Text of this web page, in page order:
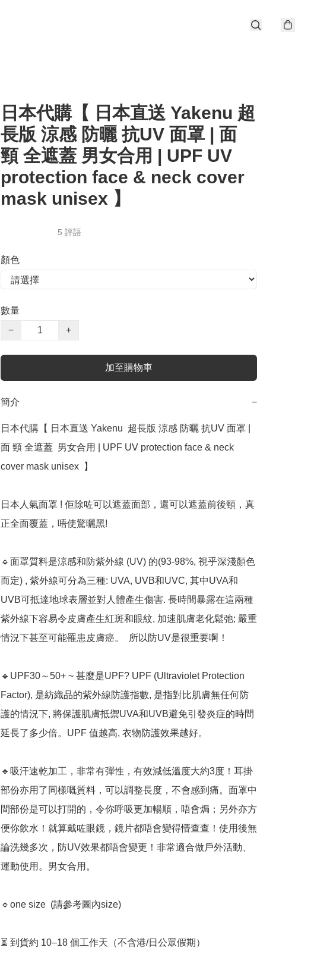
日本代購【 日本直送 Yakenu 超
長版 涼感 防曬 抗UV 面罩 | 面
頸 全遮蓋 男女合用 | UPF UV
protection face & neck cover
mask unisex 】
5 評語
顏色
數量
−
+
加至購物車
簡介 −
日本代購【 日本直送 Yakenu  超長版 涼感 防曬 抗UV 面罩 |
面 頸 全遮蓋  男女合用 | UPF UV protection face & neck
cover mask unisex  】﻿
日本人氣面罩 ! 佢除咗可以遮蓋面部，還可以遮蓋前後頸，真
正全面覆蓋，唔使驚曬黑!
🔹面罩質料是涼感和防紫外線 (UV) 的(93-98%, 視乎深淺顏色
而定) , 紫外線可分為三種: UVA, UVB和UVC, 其中UVA和
UVB可抵達地球表層並對人體產生傷害. 長時間暴露在這兩種
紫外線下容易令皮膚產生紅斑和眼紋, 加速肌膚老化鬆弛; 嚴重
情況下甚至可能罹患皮膚癌。  所以防UV是很重要啊！
🔹UPF30～50+ ~ 甚麼是UPF? UPF (Ultraviolet Protection
Factor), 是紡織品的紫外線防護指數, 是指對比肌膚無任何防
護的情況下, 將保護肌膚抵禦UVA和UVB避免引發炎症的時間
延長了多少倍。UPF 值越高, 衣物防護效果越好。
🔹吸汗速乾加工，非常有彈性，有效減低溫度大約3度！耳掛
部份亦用了同樣嘅質料，可以調整長度，不會感到痛。面罩中
間部份是可以打開的，令你呼吸更加暢順，唔會焗；另外亦方
便你飲水！就算戴咗眼鏡，鏡片都唔會變得懵查查！使用後無
論洗幾多次，防UV效果都唔會變更！非常適合做戶外活動、
運動使用。男女合用。
🔹one size  (請參考圖內size)
⏳ 到貨約 10–18 個工作天（不含港/日公眾假期）